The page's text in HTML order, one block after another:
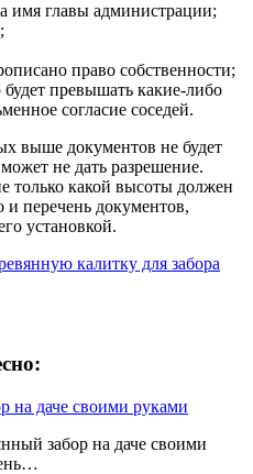
имя главы администрации;
право собственности;
превышать какие-либо
согласие соседей.
выше документов не будет
не дать разрешение.
только какой высоты должен
и перечень документов,
установкой.
калитку для забора
на даче своими руками
забор на даче своими